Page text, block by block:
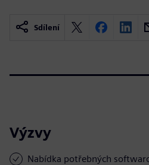
Sdílení
Výzvy
Nabídka potřebných